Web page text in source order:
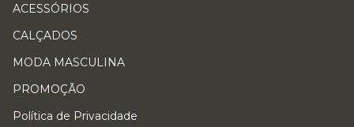
ACESSÓRIOS
CALÇADOS
MODA MASCULINA
PROMOÇÃO
Política de Privacidade